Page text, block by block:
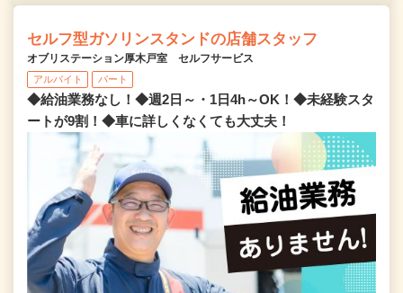
セルフ型ガソリンスタンドの店舗スタッフ
オブリステーション厚木戸室 セルフサービス
アルバイト パート
◆給油業務なし！◆週2日～・1日4h～OK！◆未経験スタ
ートが9割！◆車に詳しくなくても大丈夫！